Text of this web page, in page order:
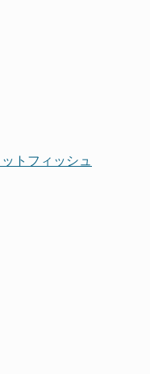
トフィッシュ